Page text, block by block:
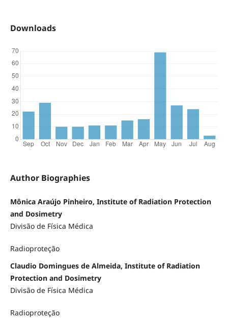
Downloads
Author Biographies
Mônica Araújo Pinheiro, Institute of Radiation Protection
and Dosimetry
Divisão de Física Médica
Radioproteção
Claudio Domingues de Almeida, Institute of Radiation
Protection and Dosimetry
Divisão de Física Médica
Radioproteção